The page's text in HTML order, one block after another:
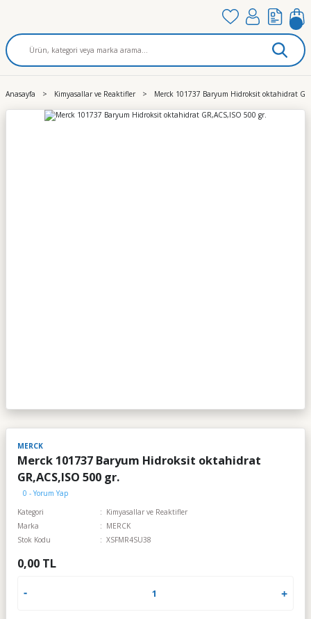
Anasayfa Kimyasallar ve Reaktifler Merck 101737 Baryum Hidroksit oktahidrat
MERCK
Merck 101737 Baryum Hidroksit oktahidrat
GR,ACS,ISO 500 gr.
0 - Yorum Yap
Kategori
Kimyasallar ve Reaktifler
Marka
MERCK
Stok Kodu
XSFMR4SU38
0,00 TL